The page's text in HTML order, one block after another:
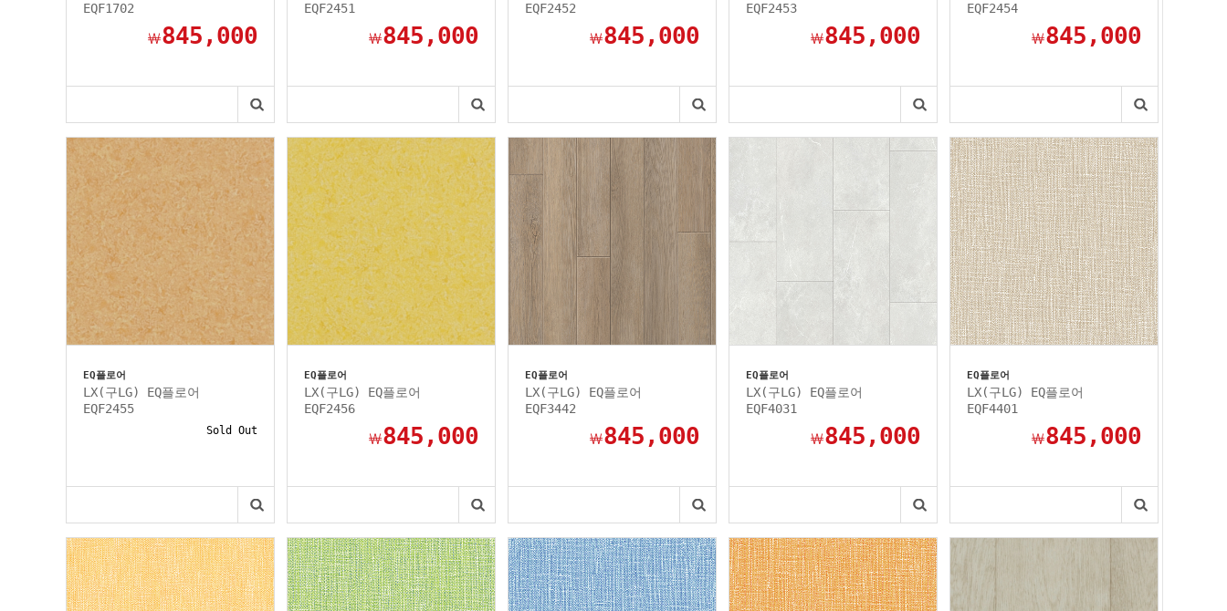
EQF1702
￦845,000
EQF2451
￦845,000
EQF2452
￦845,000
EQF2453
￦845,000
EQF2454
￦845,000
EQ플로어
LX(구LG) EQ플로어
EQF2455
Sold Out
EQ플로어
LX(구LG) EQ플로어
EQF2456
￦845,000
EQ플로어
LX(구LG) EQ플로어
EQF3442
￦845,000
EQ플로어
LX(구LG) EQ플로어
EQF4031
￦845,000
EQ플로어
LX(구LG) EQ플로어
EQF4401
￦845,000